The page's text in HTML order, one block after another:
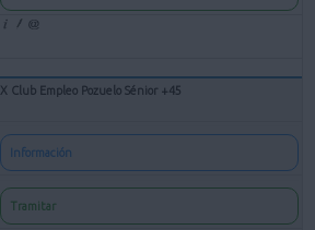
X Club Empleo Pozuelo Sénior +45
Información
Tramitar